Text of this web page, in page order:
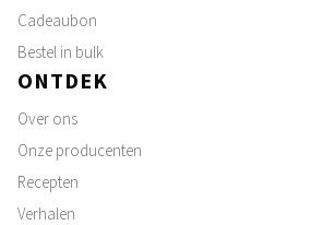
Cadeaubon
Bestel in bulk
ONTDEK
Over ons
Onze producenten
Recepten
Verhalen